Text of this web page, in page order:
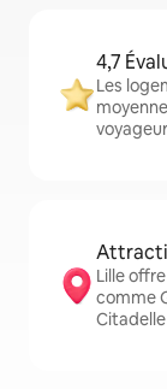
4,7
Les
Lille
comme